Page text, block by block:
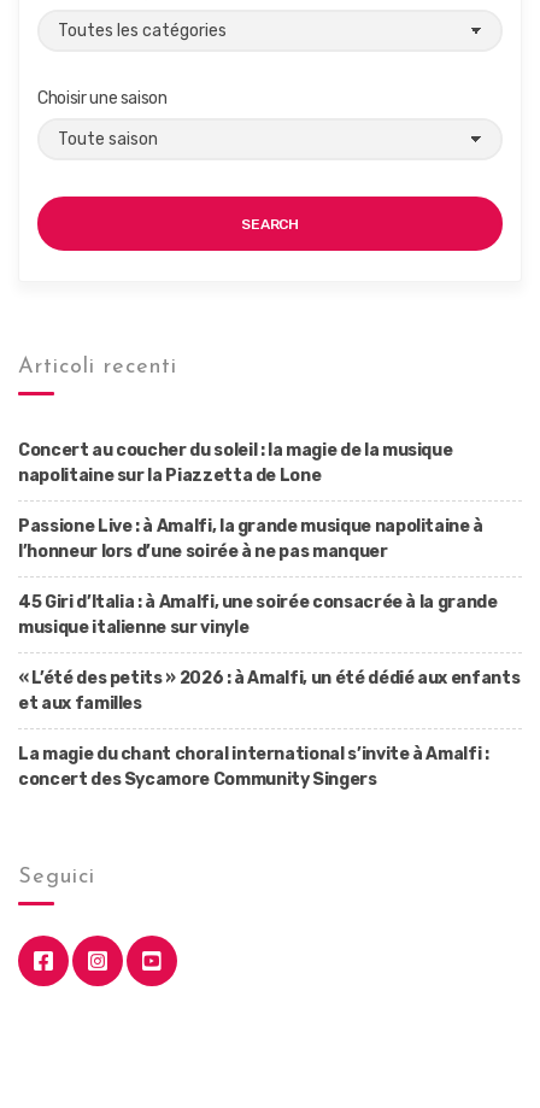
Choisir une saison
SEARCH
Articoli recenti
Concert au coucher du soleil : la magie de la musique
napolitaine sur la Piazzetta de Lone
Passione Live : à Amalfi, la grande musique napolitaine à
l’honneur lors d’une soirée à ne pas manquer
45 Giri d’Italia : à Amalfi, une soirée consacrée à la grande
musique italienne sur vinyle
« L’été des petits » 2026 : à Amalfi, un été dédié aux enfants
et aux familles
La magie du chant choral international s’invite à Amalfi :
concert des Sycamore Community Singers
Seguici